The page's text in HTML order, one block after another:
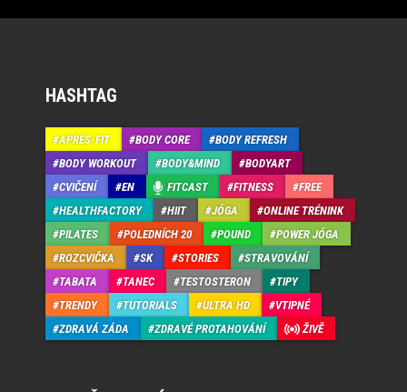
HASHTAG
APRÉS-FIT BODY CORE
BODY REFRESH
BODY WORKOUT
BODY&MIND
BODYART
CVIČENÍ
EN FITCAST FITNESS
FREE
HEALTHFACTORY
HIIT JÓGA
ONLINE TRÉNINK
PILATES
POLEDNÍCH 20 POUND
POWER JÓGA
ROZCVIČKA
SK STORIES
STRAVOVÁNÍ
TABATA
TANEC TESTOSTERON
TIPY
TRENDY
TUTORIALS ULTRA HD
VTIPNÉ
ZDRAVÁ ZÁDA
ZDRAVÉ PROTAHOVÁNÍ ŽIVĚ